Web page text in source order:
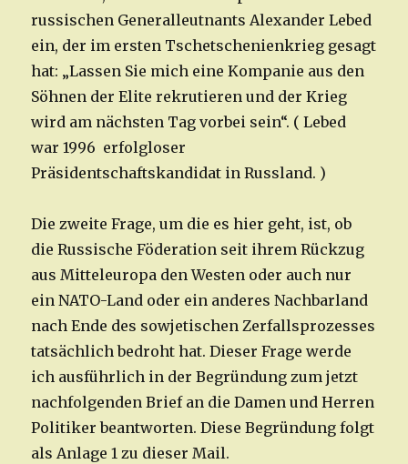
russischen Generalleutnants Alexander Lebed
ein, der im ersten Tschetschenienkrieg gesagt
hat: „Lassen Sie mich eine Kompanie aus den
Söhnen der Elite rekrutieren und der Krieg
wird am nächsten Tag vorbei sein“. ( Lebed
war 1996 erfolgloser
Präsidentschaftskandidat in Russland. )
Die zweite Frage, um die es hier geht, ist, ob
die Russische Föderation seit ihrem Rückzug
aus Mitteleuropa den Westen oder auch nur
ein NATO-Land oder ein anderes Nachbarland
nach Ende des sowjetischen Zerfallsprozesses
tatsächlich bedroht hat. Dieser Frage werde
ich ausführlich in der Begründung zum jetzt
nachfolgenden Brief an die Damen und Herren
Politiker beantworten. Diese Begründung folgt
als Anlage 1 zu dieser Mail.